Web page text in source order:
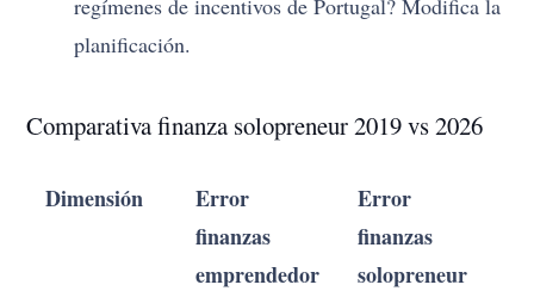
planificación.
Comparativa finanza solopreneur 2019 vs 2026
Dimensión
Error
finanzas
emprendedor
Error
finanzas
solopreneur